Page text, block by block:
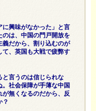
に興味がなかった」と言
のは、中国の門戸開放を
義だから、割り込むのが
て、英国も大戦で疲弊す
と言うのは信じられな
社会保障が手薄な中国
無くなるのだから、反
？